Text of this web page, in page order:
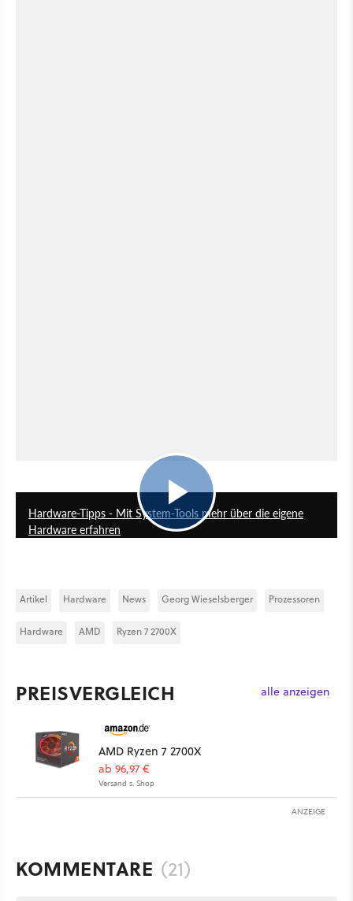
Hardware-Tipps - Mit System-Tools mehr über die eigene
Hardware erfahren
Artikel Hardware News Georg Wieselsberger Prozessoren
Hardware AMD Ryzen 7 2700X
PREISVERGLEICH alle anzeigen
AMD Ryzen 7 2700X
ab 96,97 €
Versand s. Shop
ANZEIGE
KOMMENTARE (21)